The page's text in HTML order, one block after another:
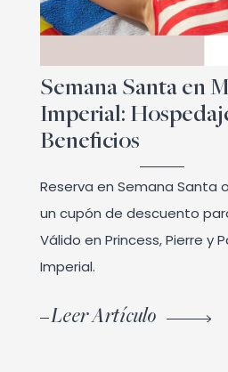
Semana Santa en
Imperial:
Beneficios
Reserva en Semana Santa
un cupón de descuento
Válido en Princess, Pierre y
Imperial.
Leer Artículo